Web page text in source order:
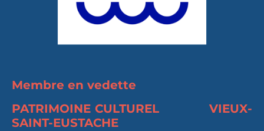
Membre en vedette
PATRIMOINE CULTUREL
VIEUX-
SAINT-EUSTACHE